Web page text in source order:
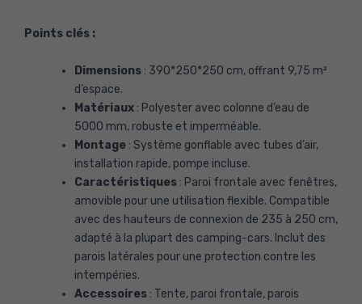
Points clés :
Dimensions : 390*250*250 cm, offrant 9,75 m²
d’espace.
Matériaux : Polyester avec colonne d’eau de
5000 mm, robuste et imperméable.
Montage : Système gonflable avec tubes d’air,
installation rapide, pompe incluse.
Caractéristiques : Paroi frontale avec fenêtres,
amovible pour une utilisation flexible. Compatible
avec des hauteurs de connexion de 235 à 250 cm,
adapté à la plupart des camping-cars. Inclut des
parois latérales pour une protection contre les
intempéries.
Accessoires : Tente, paroi frontale, parois